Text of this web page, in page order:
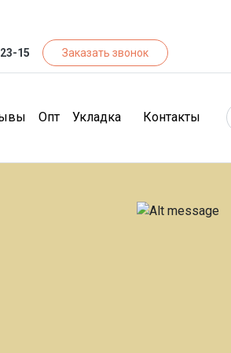
15 Заказать звонок
(Отзывы)
Опт(Опт)Укладка Контакты